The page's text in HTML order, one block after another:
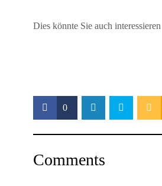
Dies könnte Sie auch interessieren
0
Comments